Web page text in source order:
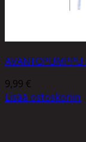
AVANTOPUMPPU
9,99 €
Lisää ostoskoriin